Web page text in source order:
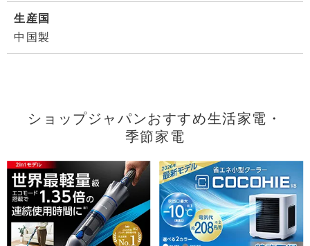
生産国
中国製
ショップジャパンおすすめ生活家電・
季節家電